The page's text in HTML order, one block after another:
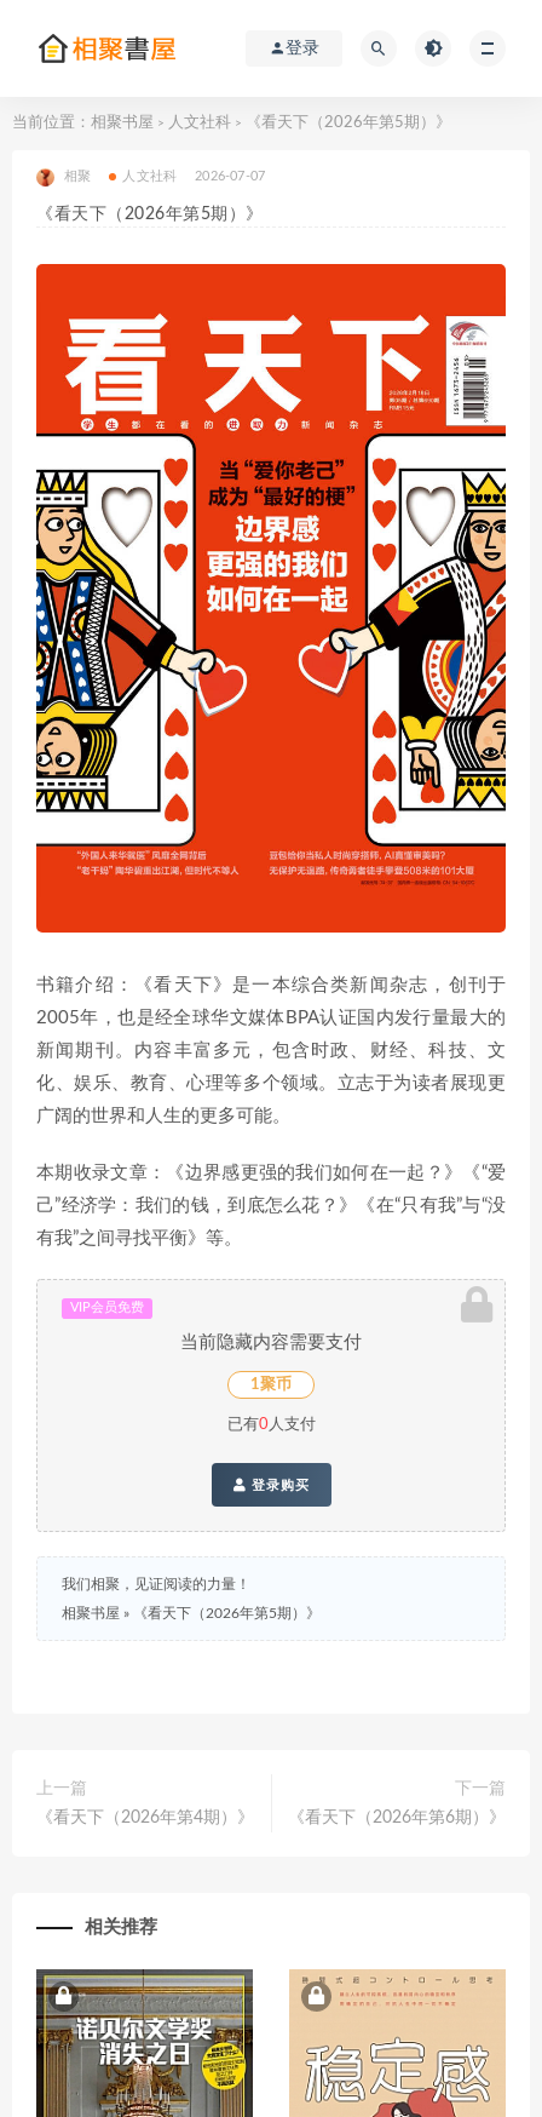
登录
当前位置： 相聚书屋 > 人文社科 > 《看天下（2026年第5期）》
相聚 人文社科 2026-07-07
《看天下（2026年第5期）》
书籍介绍：《看天下》是一本综合类新闻杂志，创刊于
2005年，也是经全球华文媒体BPA认证国内发行量最大的
新闻期刊。内容丰富多元，包含时政、财经、科技、文
化、娱乐、教育、心理等多个领域。立志于为读者展现更
广阔的世界和人生的更多可能。
本期收录文章：《边界感更强的我们如何在一起？》《“爱
己”经济学：我们的钱，到底怎么花？》《在“只有我”与“没
有我”之间寻找平衡》等。
VIP会员免费
当前隐藏内容需要支付
1聚币
已有0人支付
登录购买
我们相聚，见证阅读的力量！
相聚书屋 » 《看天下（2026年第5期）》
上一篇
《看天下（2026年第4期）》
下一篇
《看天下（2026年第6期）》
相关推荐